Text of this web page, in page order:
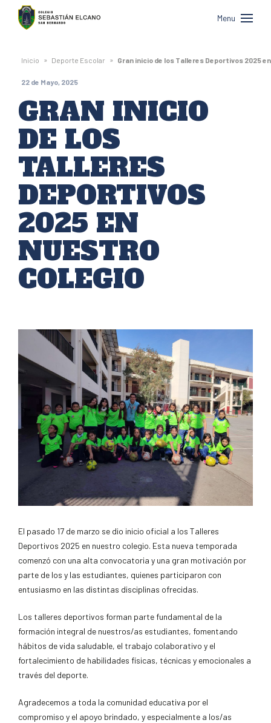
Colegio
Sebastián
Elcano
de
San
Bernardo
Menu
Inicio » Deporte Escolar » Gran inicio de los Talleres Deportivos 2025
22 de Mayo, 2025
GRAN INICIO
DE LOS
TALLERES
DEPORTIVOS
2025 EN
NUESTRO
COLEGIO
El pasado 17 de marzo se dio inicio oficial a los Talleres
Deportivos 2025 en nuestro colegio. Esta nueva temporada
comenzó con una alta convocatoria y una gran motivación por
parte de los y las estudiantes, quienes participaron con
entusiasmo en las distintas disciplinas ofrecidas.
Los talleres deportivos forman parte fundamental de la
formación integral de nuestros/as estudiantes, fomentando
hábitos de vida saludable, el trabajo colaborativo y el
fortalecimiento de habilidades físicas, técnicas y emocionales a
través del deporte.
Agradecemos a toda la comunidad educativa por el
compromiso y el apoyo brindado, y especialmente a los/as